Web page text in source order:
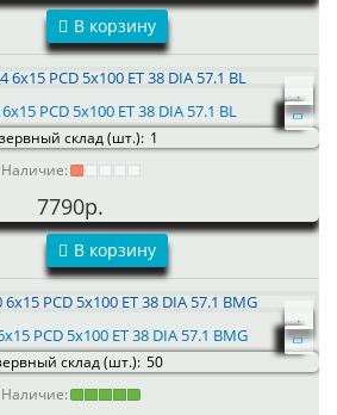
В корзину
PCD 5x100 ET 38 DIA 57.1 BL
склад (шт.): 1
Наличие:
7790р.
В корзину
PCD 5x100 ET 38 DIA 57.1 BMG
склад (шт.): 50
Наличие: